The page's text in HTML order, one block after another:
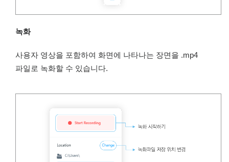
녹화
사용자 영상을 포함하여 화면에 나타나는 장면을 .mp4
파일로 녹화할 수 있습니다.